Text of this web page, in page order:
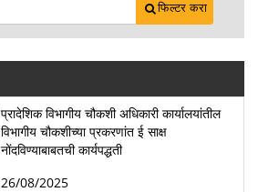
फिल्टर करा
प्रादेशिक विभागीय चौकशी अधिकारी कार्यालयांतील
विभागीय चौकशीच्या प्रकरणांत ई साक्ष
नोंदविण्याबाबतची कार्यपद्धती
26/08/2025